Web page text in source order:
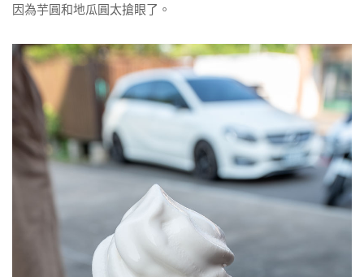
因為芋圓和地瓜圓太搶眼了。